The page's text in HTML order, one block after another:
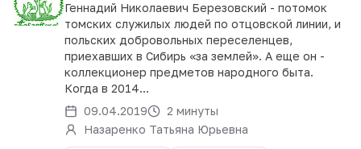
Геннадий Николаевич Березовский - потомок
томских служилых людей по отцовской линии, и
польских добровольных переселенцев,
приехавших в Сибирь «за землей». А еще он -
коллекционер предметов народного быта.
Когда в 2014...
09.04.2019
2 минуты
Назаренко Татьяна Юрьевна